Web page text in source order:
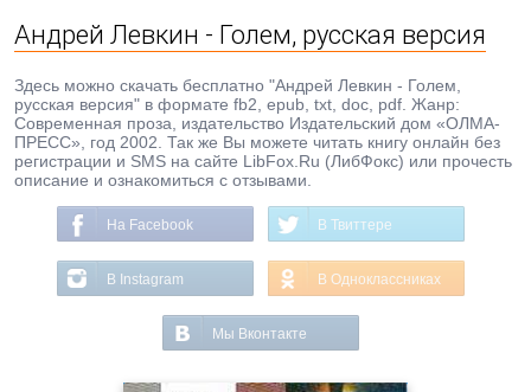
Андрей Левкин - Голем, русская версия
Здесь можно скачать бесплатно "Андрей Левкин - Голем,
русская версия" в формате fb2, epub, txt, doc, pdf. Жанр:
Современная проза, издательство Издательский дом «ОЛМА-
ПРЕСС», год 2002. Так же Вы можете читать книгу онлайн без
регистрации и SMS на сайте LibFox.Ru (ЛибФокс) или прочесть
описание и ознакомиться с отзывами.
На Facebook В Твиттере
В Instagram В Одноклассниках
Мы Вконтакте